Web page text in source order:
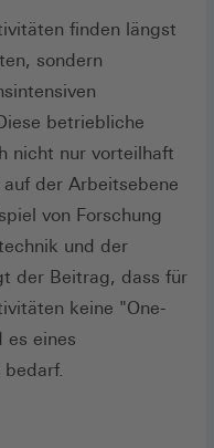
finden längst
sondern
betriebliche
nicht nur vorteilhaft
der Arbeitsebene
von Forschung
und der
der Beitrag, dass für
keine "One-
es eines